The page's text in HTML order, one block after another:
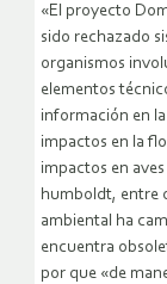
«El proyecto
sido rechazado
organismos
elementos
información en
impactos en la
impactos en
humboldt, entre
ambiental ha
encuentra
por que «de